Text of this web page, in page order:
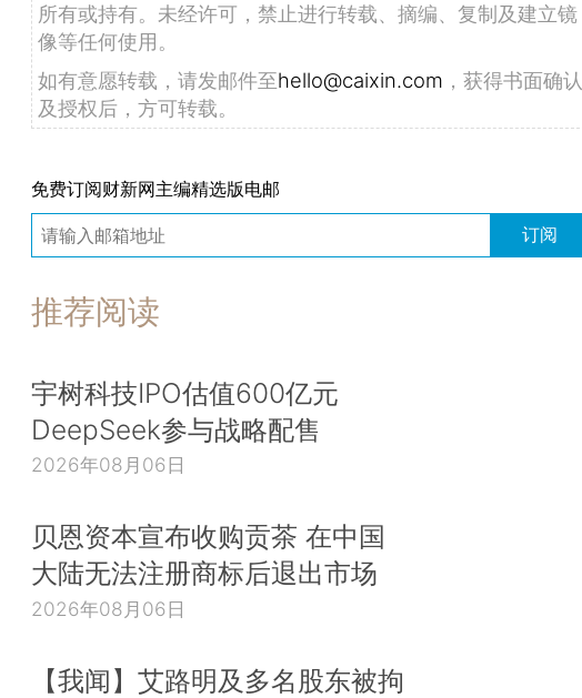
所有或持有。未经许可，禁止进行转载、摘编、复制及建立镜
像等任何使用。
如有意愿转载，请发邮件至hello@caixin.com ，获得书面确认
及授权后，方可转载。
免费订阅财新网主编精选版电邮
订阅
推荐阅读
宇树科技IPO估值600亿元
DeepSeek参与战略配售
2026年08月06日
贝恩资本宣布收购贡茶 在中国
大陆无法注册商标后退出市场
2026年08月06日
【我闻】艾路明及多名股东被拘